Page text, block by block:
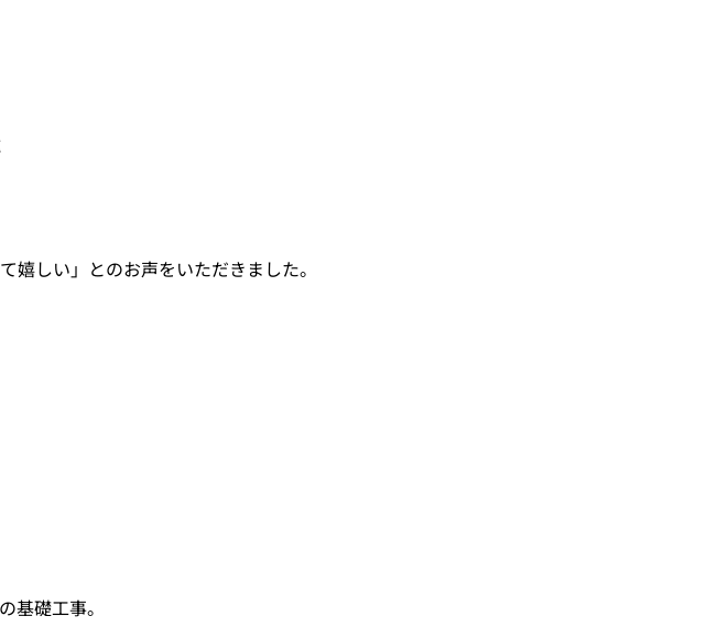
嬉しい」とのお声をいただきました。
基礎工事。